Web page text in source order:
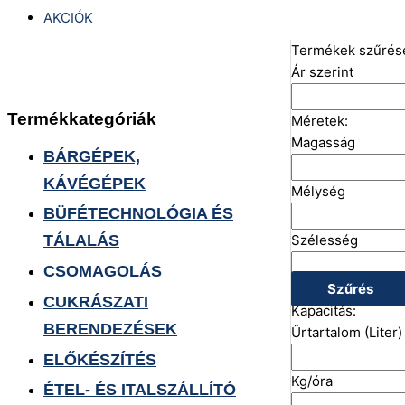
AKCIÓK
Termékkategóriák
BÁRGÉPEK,
KÁVÉGÉPEK
BÜFÉTECHNOLÓGIA ÉS
TÁLALÁS
CSOMAGOLÁS
CUKRÁSZATI
BERENDEZÉSEK
ELŐKÉSZÍTÉS
ÉTEL- ÉS ITALSZÁLLÍTÓ
Termékek
Ár szerint
Méretek:
Magasság
Mélység
Szélesség
Szűrés
Kapacitás:
Űrtartalom (Liter)
Kg/óra